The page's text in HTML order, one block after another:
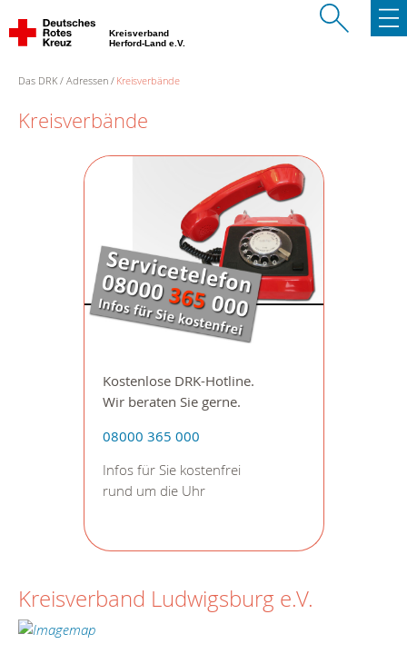
Kreisverband
Herford-Land e.V.
Das DRK Adressen Kreisverbände
Kreisverbände
Kostenlose DRK-Hotline.
Wir beraten Sie gerne.
08000 365 000
Infos für Sie kostenfrei
rund um die Uhr
Kreisverband Ludwigsburg e.V.